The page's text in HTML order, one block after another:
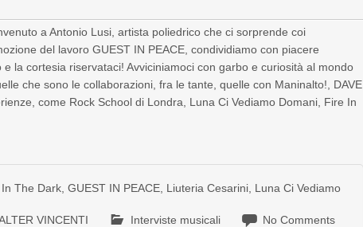
a Antonio Lusi, artista poliedrico che ci sorprende coi
del lavoro GUEST IN PEACE, condividiamo con piacere
la cortesia riservataci! Avviciniamoci con garbo e curiosità al mondo
che sono le collaborazioni, fra le tante, quelle con Maninalto!, DAVE
come Rock School di Londra, Luna Ci Vediamo Domani, Fire In
The Dark ,GUEST IN PEACE Liuteria Cesarini Luna Ci Vediamo
VINCENTI Interviste musicali
No Comments